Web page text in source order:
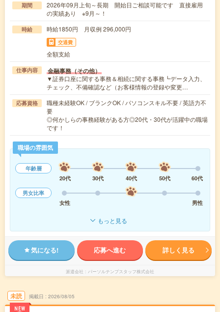
期間
2026年09月上旬～長期 開始日ご相談可能です 直接雇用
の実績あり ※9月～！
時給 時給1850円 月収例 296,000円
交通費
全額支給
仕事内容 金融事務（その他）
▼証券口座に関する事務＆相続に関する事務┗データ入力、
チェック、不備確認など（お客様情報の登録や変更…
応募資格
職種未経験OK / ブランクOK / パソコンスキル不要 / 英語力不
要
◎何かしらの事務経験がある方◎20代・30代が活躍中の職場
です！
職場の雰囲気
年齢層
20代
30代 40代 50代
60代
男女比率
女性
男性
もっと見る
気になる! 応募へ進む 詳しく見る
派遣会社 パーソルテンプスタッフ株式会社
未読
NEW
掲載日 2026/08/05